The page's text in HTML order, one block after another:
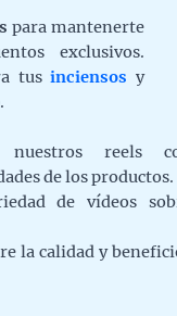
para mantenerte
exclusivos.
tusinciensos y
.
nuestros reels
de los productos.
de vídeos
la calidad y